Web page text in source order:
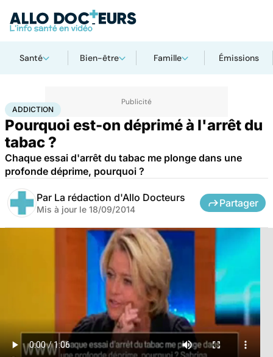
Santé Bien-être Famille Émissions
AccueilSanté Maladies Drogues et addictions
ADDICTION
Pourquoi est-on déprimé à l'arrêt du
tabac ?
Chaque essai d'arrêt du tabac me plonge dans une
profonde déprime, pourquoi ?
Par La rédaction d'Allo Docteurs
Mis à jour le 18/09/2014
Partager